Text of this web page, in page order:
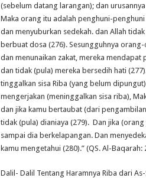
(sebelum datang larangan); dan
Maka orang itu adalah penghuni-penghuni
dan menyuburkan sedekah. dan Allah
berbuat dosa (276). Sesungguhnya
dan menunaikan zakat, mereka mendapat
dan tidak (pula) mereka bersedih hati
tinggalkan sisa Riba (yang belum
mengerjakan (meninggalkan sisa riba),
dan jika kamu bertaubat (dari
tidak (pula) dianiaya (279). Dan jika
sampai dia berkelapangan. Dan
kamu mengetahui (280).” (QS. Al-Baqarah:
Dalil- Dalil Tentang Haramnya Riba dari As-